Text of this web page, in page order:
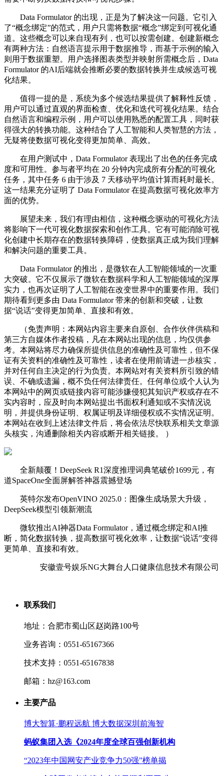
Data Formulator 的出现，正是为了解决这一问题。它引入
了“概念绑定”的范式，用户只需将数据“概念”绑定到可视化通
道。这些概念可以来自现有列，也可以按需创建。创建新概念
有两种方法：自然语言提示用于数据推导，而基于示例的输入
则用于数据重塑。用户选择图表类型并映射所需概念后，Data
Formulator 的AI后端就会推断必要的数据转换并生成候选可视
化结果。
值得一提的是，系统为多个候选结果提供了解释性反馈，
用户可以通过直观的界面检查、优化和迭代可视化结果。结合
自然语言和编程示例，用户可以使用熟悉的配置工具，同时获
得强大的转换功能。这种结合了人工智能和人类智慧的方法，
无疑将使数据可视化变得更加简单、高效。
在用户测试中，Data Formulator 表现出了出色的任务完成
度和可用性。参与者平均在 20 分钟内完成所有分配的可视化
任务，其中任务 6 由于涉及 7 天移动平均值计算而耗时最长。
这一结果充分证明了 Data Formulator 在提高数据可视化效率方
面的优势。
展望未来，我们有理由相信，这种概念驱动的可视化方法
将影响下一代可视化数据探索和创作工具。它有可能消除可视
化创建中长期存在的数据转换障碍，使数据真正成为我们理解
和解决问题的重要工具。
Data Formulator 的推出，是微软在人工智能领域的一次重
大突破。它不仅展示了微软在数据科学和人工智能领域的深厚
实力，也再次证明了人工智能在改变世界中的重要作用。我们
期待看到更多由 Data Formulator 带来的创新和突破，让数
据“说话”变得更加简单、直接和有效。
（免责声明：本网站内容主要来自原创、合作伙伴供稿和
第三方自媒体作者投稿，凡在本网站出现的信息，均仅供参
考。本网站将尽力确保所提供信息的准确性及可靠性，但不保
证有关资料的准确性及可靠性，读者在使用前请进一步核实，
并对任何自主决定的行为负责。本网站对有关资料所引致的错
误、不确或遗漏，概不负任何法律责任。任何单位或个人认为
本网站中的网页或链接内容可能涉嫌侵犯其知识产权或存在不
实内容时，应及时向本网站提出书面权利通知或不实情况说
明，并提供身份证明、权属证明及详细侵权或不实情况证明。
本网站在收到上述法律文件后，将会依法尽快联系相关文章源
头核实，沟通删除相关内容或断开相关链接。 ）
全新颠覆！DeepSeek R1深度推理词典笔破价1699元，有
道SpaceOne全面屏解答神器震撼登场
英特尔发布OpenVINO 2025.0：图像生成场景大升级，
DeepSeek模型引领新潮流
微软推出AI神器Data Formulator，通过概念绑定和AI推
断，简化数据转换，提高数据可视化效率，让数据“说话”变得
更简单、直接和有效。
安徽壹号娱乐NG大舞台人口健康信息技术有限公司
联系我们
地址：合肥市蜀山区赵岗路100号
业务咨询：0551-65167366
技术支持：0551-65167838
邮箱：hz@163.com
主要产品
博大智算·鹏程远航 博大数据深圳前海智
蚂蚁集团入选《2024年度全球百强创新机构
“2023年中国网安产业竞争力50强”榜单揭